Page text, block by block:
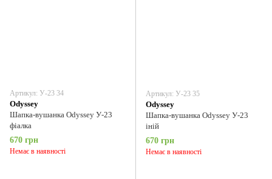
Артикул: У-23 34
Odyssey
Шапка-вушанка Odyssey У-23
фіалка
670 грн
Немає в наявності
Артикул: У-23 35
Odyssey
Шапка-вушанка Odyssey У-23
іній
670 грн
Немає в наявності